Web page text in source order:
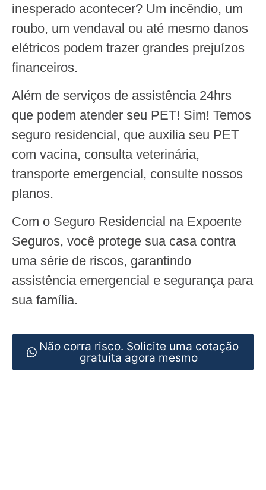
inesperado acontecer? Um incêndio, um
roubo, um vendaval ou até mesmo danos
elétricos podem trazer grandes prejuízos
financeiros.
Além de serviços de assistência 24hrs
que podem atender seu PET! Sim! Temos
seguro residencial, que auxilia seu PET
com vacina, consulta veterinária,
transporte emergencial, consulte nossos
planos.
Com o Seguro Residencial na Expoente
Seguros, você protege sua casa contra
uma série de riscos, garantindo
assistência emergencial e segurança para
sua família.
Não corra risco. Solicite uma cotação
gratuita agora mesmo